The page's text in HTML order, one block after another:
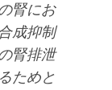
腎にお
成抑制
腎排泄
ためと